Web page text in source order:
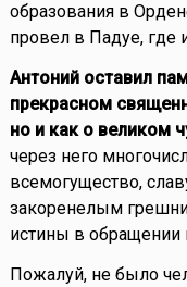
образования в
провел в Падуе, где
Антоний оставил
прекрасном
но и как о великом
через него
всемогущество,
закоренелым
истины в обращении
Пожалуй, не было